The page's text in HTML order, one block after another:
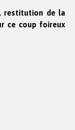
restitution de la
ce coup foireux